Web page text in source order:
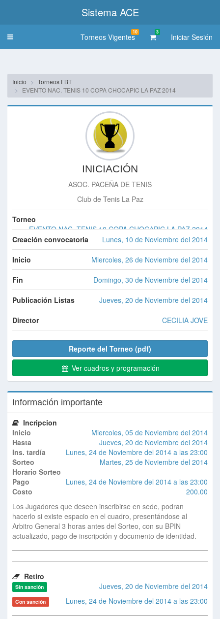
Sistema ACE
Toggle
Torneos Vigentes
10 3
Iniciar Sesión
Inicio
Torneos FBT
EVENTO NAC. TENIS 10 COPA CHOCAPIC LA PAZ 2014
INICIACIÓN
ASOC. PACEÑA DE TENIS
Club de Tenis La Paz
Torneo
EVENTO NAC. TENIS 10 COPA CHOCAPIC LA PAZ 2014
Creación convocatoria
Lunes, 10 de Noviembre del 2014
Inicio Miercoles, 26 de Noviembre del 2014
Fin Domingo, 30 de Noviembre del 2014
Publicación Listas Jueves, 20 de Noviembre del 2014
Director CECILIA JOVE
Reporte del Torneo (pdf)
Ver cuadros y programación
Información importante
Incripcion
Inicio
Miercoles, 05 de Noviembre del 2014
Hasta
Jueves, 20 de Noviembre del 2014
Ins. tardía
Lunes, 24 de Noviembre del 2014 a las 23:00
Sorteo
Martes, 25 de Noviembre del 2014
Horario Sorteo
Pago
Lunes, 24 de Noviembre del 2014 a las 23:00
Costo
200.00
Los Jugadores que deseen inscribirse en sede, podran
hacerlo si existe espacio en el cuadro, presentándose al
Arbitro General 3 horas antes del Sorteo, con su BPIN
actualizado, pago de inscripción y documento de identidad.
Retiro
Sin sanción Jueves, 20 de Noviembre del 2014
Con sanción Lunes, 24 de Noviembre del 2014 a las 23:00